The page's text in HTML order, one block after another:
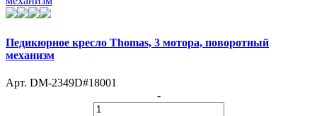
Педикюрное кресло Thomas, 3 мотора, поворотный
механизм
Арт. DM-2349D#18001
-